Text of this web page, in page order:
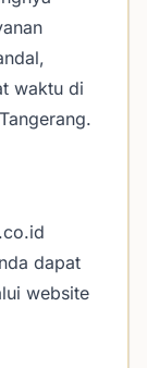
waktu di
dapat
website